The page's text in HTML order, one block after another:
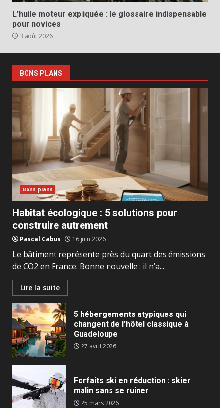
L’huile moteur expliquée : le glossaire indispensable
pour novices
3 août 2026
BONS PLANS
Bons plans
Habitat écologique : 5 solutions pour
construire autrement
Pascal Cabus 16 juin 2026
Le bâtiment représente près du quart des émissions
de CO2 en France. Bonne nouvelle : il n’a...
Lire la suite
5 hébergements atypiques qui
changent de l’hôtel classique à
Guadeloupe
27 avril 2026
Forfaits ski en réduction : skier
malin sans se ruiner
25 mars 2026